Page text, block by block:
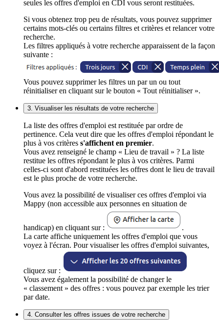
seules les offres d'emploi en CDI vous seront restituées.
Si vous obtenez trop peu de résultats, vous pouvez supprimer
certains mots-clés ou certains filtres et critères et relancer votre
recherche.
Les filtres appliqués à votre recherche apparaissent de la façon
suivante :
Vous pouvez supprimer les filtres un par un ou tout
réinitialiser en cliquant sur le bouton « Tout réinitialiser ».
3. Visualiser les résultats de votre recherche
La liste des offres d'emploi est restituée par ordre de
pertinence. Cela veut dire que les offres d'emploi répondant le
plus à vos critères s'affichent en premier.
Vous avez renseigné le champ « Lieu de travail » ? La liste
restitue les offres répondant le plus à vos critères. Parmi
celles-ci sont d'abord restituées les offres dont le lieu de travail
est le plus proche de votre recherche.
Vous avez la possibilité de visualiser ces offres d'emploi via
Mappy (non accessible aux personnes en situation de
handicap) en cliquant sur :
.
La carte affiche uniquement les offres d'emploi que vous
voyez à l'écran. Pour visualiser les offres d'emploi suivantes,
cliquez sur :
Vous avez également la possibilité de changer le
« classement » des offres : vous pouvez par exemple les trier
par date.
4. Consulter les offres issues de votre recherche